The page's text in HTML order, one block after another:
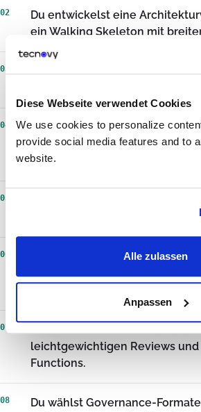
Diese Webseite verwendet Cookies
We use cookies to personalize
provide social media features and to
website.
Alle zulassen
Anpassen
02
Du entwickelst eine
ein Walking Skeleton mit
03
Du formulierst
04
Du erkennst technische
Architekturebene und machst
priorisierbar.
05
06
Du triffst
und hältst sie als Architecture
07
Du bewertest Architektur
leichtgewichtigen Reviews und
Functions.
08
Du wählst Governance-